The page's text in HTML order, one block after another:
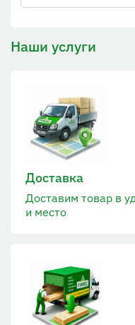
Наши услуги
Доставка
Доставим товар в
и место